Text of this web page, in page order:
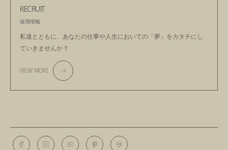
RECRUIT
採用情報
私達とともに、あなたの仕事や人生においての 「夢」をカタチにし
ていきませんか？
VIEW MORE